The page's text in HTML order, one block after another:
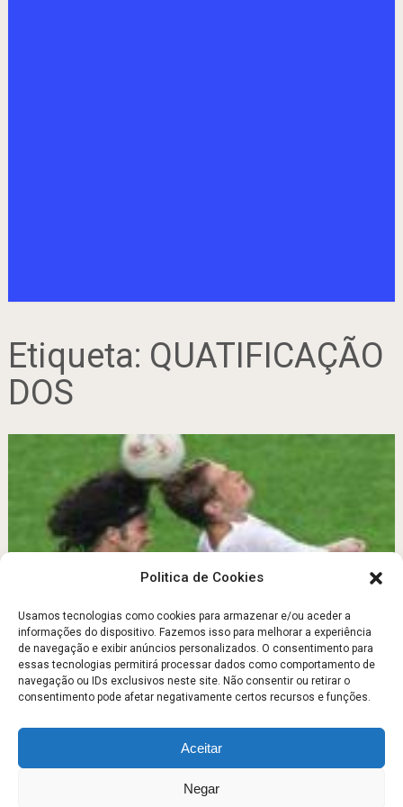
Politica de Cookies
Usamos tecnologias como cookies para armazenar e/ou aceder a
informações do dispositivo. Fazemos isso para melhorar a experiência
de navegação e exibir anúncios personalizados. O consentimento para
essas tecnologias permitirá processar dados como comportamento de
navegação ou IDs exclusivos neste site. Não consentir ou retirar o
consentimento pode afetar negativamente certos recursos e funções.
Aceitar
Negar
Etiqueta: QUATIFICAÇÃO
DOS
QUANTIFICAÇÃO DOS CUSTOS/ BENEFÍCIOS NUMA
SITUAÇÃO DE DESPORTOS COLECTIVOS
Julho 13, 2011
Escola FitnessCopyright © 2026.